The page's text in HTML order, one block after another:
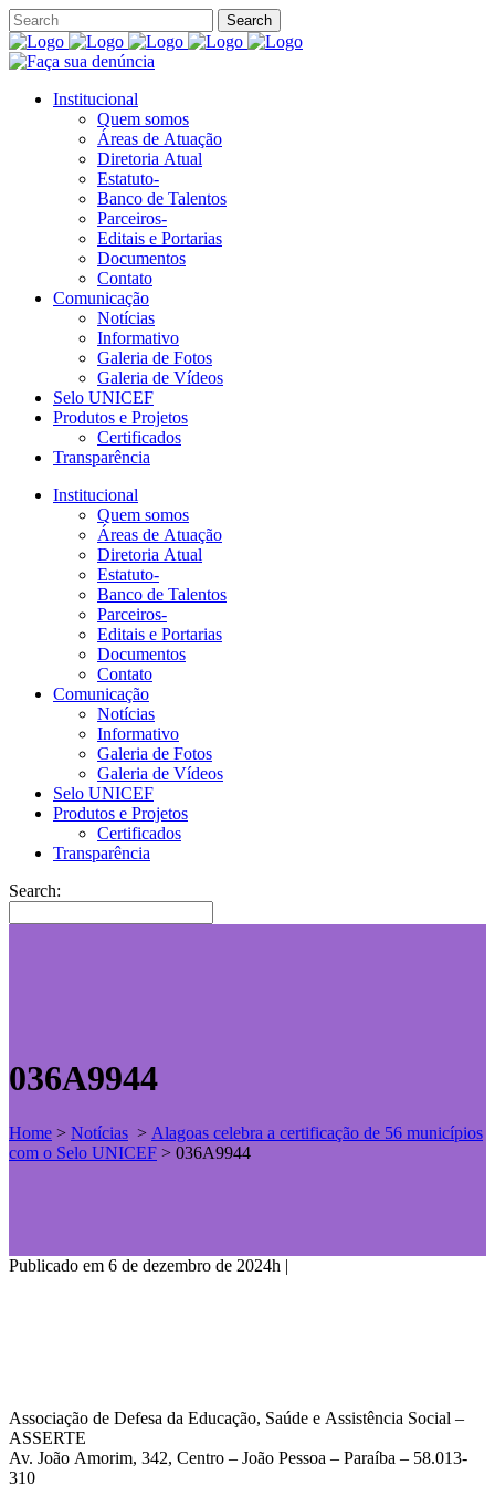
Institucional
Quem somos
Áreas de Atuação
Diretoria Atual
Estatuto-
Banco de Talentos
Parceiros-
Editais e Portarias
Documentos
Contato
Comunicação
Notícias
Informativo
Galeria de Fotos
Galeria de Vídeos
Selo UNICEF
Produtos e Projetos
Certificados
Transparência
Institucional
Quem somos
Áreas de Atuação
Diretoria Atual
Estatuto-
Banco de Talentos
Parceiros-
Editais e Portarias
Documentos
Contato
Comunicação
Notícias
Informativo
Galeria de Fotos
Galeria de Vídeos
Selo UNICEF
Produtos e Projetos
Certificados
Transparência
Search:
036A9944
Home > Notícias > Alagoas celebra a certificação de 56 municípios
com o Selo UNICEF > 036A9944
Publicado em 6 de dezembro de 2024h |
Associação de Defesa da Educação, Saúde e Assistência Social –
ASSERTE
Av. João Amorim, 342, Centro – João Pessoa – Paraíba – 58.013-
310